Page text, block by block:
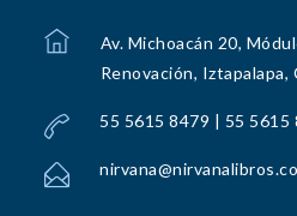
Av. Michoacán 20,
Renovación, Iztapalapa,
55 5615 8479 | 55 5615